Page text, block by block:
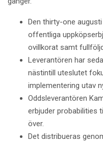
Den thirty-one
offentliga
ovillkorat samt
Leverantören har
nästintill uteslutet
implementering utav
Oddsleverantören
erbjuder probabilities
över.
Det distribueras